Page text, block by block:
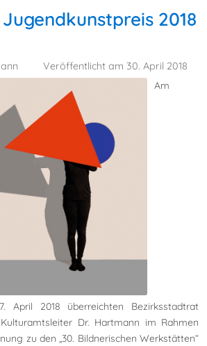
2018
Veröffentlicht am 30. April 2018
Am
April 2018 überreichten Bezirksstadtrat
Dr. Hartmann im Rahmen
zu den „30. Bildnerischen Werkstätten“